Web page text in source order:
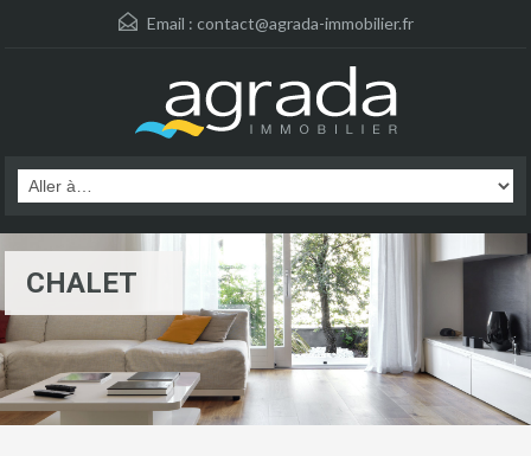
Email : contact@agrada-immobilier.fr
CHALET